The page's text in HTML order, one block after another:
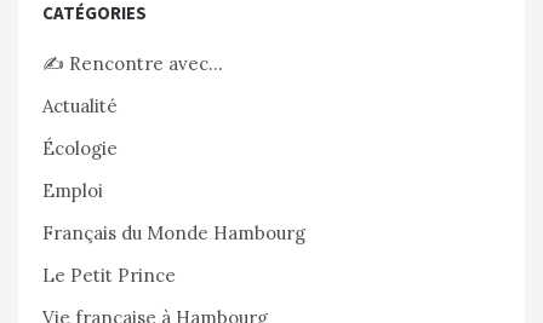
CATÉGORIES
✍️ Rencontre avec…
Actualité
Écologie
Emploi
Français du Monde Hambourg
Le Petit Prince
Vie française à Hambourg